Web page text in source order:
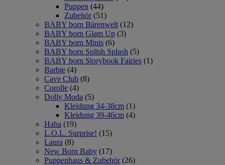
Puppen (44)
Zubehör (51)
BABY born Bärenwelt (12)
BABY born Glam Up (3)
BABY born Minis (6)
BABY born Splish Splash (5)
BABY born Storybook Fairies (1)
Barbie (4)
Cave Club (8)
Corolle (4)
Dolly Moda (5)
Kleidung 34-38cm (1)
Kleidung 39-46cm (4)
Haba (19)
L.O.L. Surprise! (15)
Laura (8)
New Born Baby (17)
Puppenhaus & Zubehör (26)